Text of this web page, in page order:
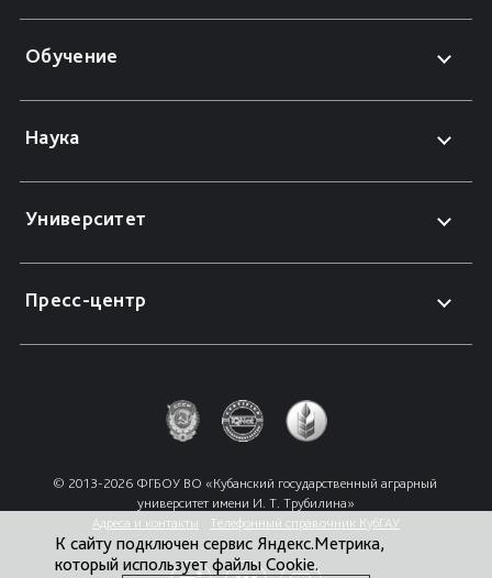
Обучение
Наука
Университет
Пресс-центр
© 2013-2026 ФГБОУ ВО «Кубанский государственный аграрный
университет имени И. Т. Трубилина»
Адреса и контакты
Телефонный справочник КубГАУ
К сайту подключен сервис Яндекс.Метрика,
который использует файлы Cookie.